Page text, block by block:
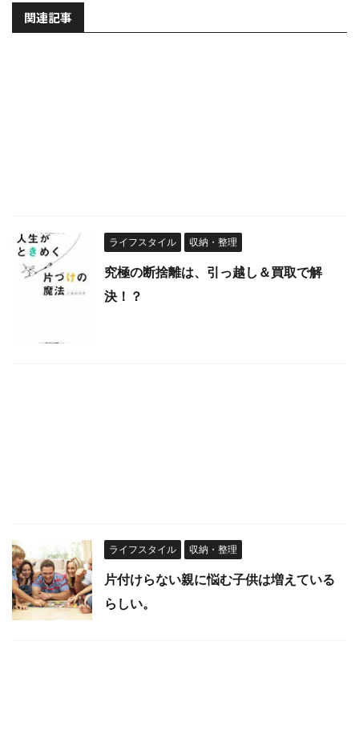
関連記事
ライフスタイル 収納・整理
究極の断捨離は、引っ越し＆買取で解
決！？
ライフスタイル 収納・整理
片付けらない親に悩む子供は増えている
らしい。